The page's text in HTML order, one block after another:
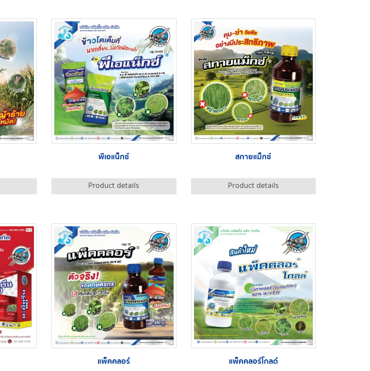
พีเอแน็กซ์
Product details
สกายแม็กซ์
Product details
แพ็คคลอร์ แพ็คคลอร์โกลด์